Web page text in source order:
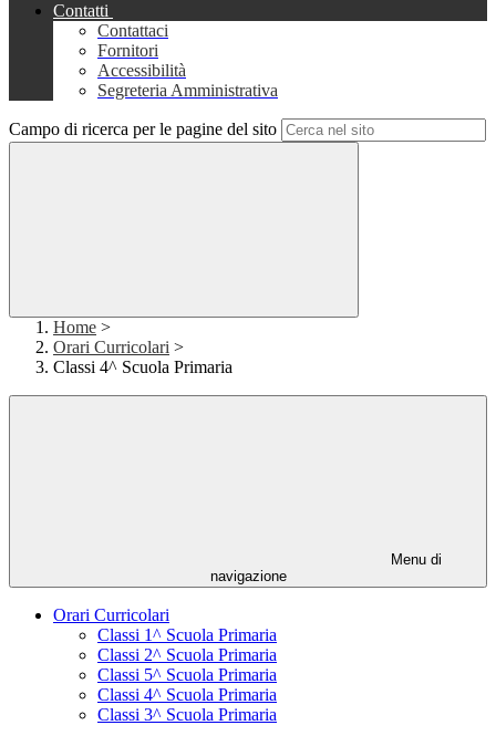
Contatti
Contattaci
Fornitori
Accessibilità
Segreteria Amministrativa
Campo di ricerca per le pagine del sito
Home >
Orari Curricolari >
Classi 4^ Scuola Primaria
Menu di
navigazione
Orari Curricolari
Classi 1^ Scuola Primaria
Classi 2^ Scuola Primaria
Classi 5^ Scuola Primaria
Classi 4^ Scuola Primaria
Classi 3^ Scuola Primaria